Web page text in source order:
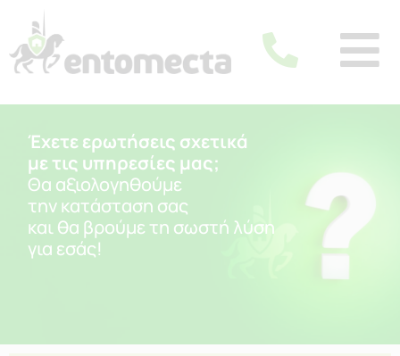
Έχετε ερωτήσεις σχετικά
με τις υπηρεσίες μας;
Θα αξιολογηθούμε
την κατάσταση σας
και θα βρούμε τη σωστή λύση
για εσάς!